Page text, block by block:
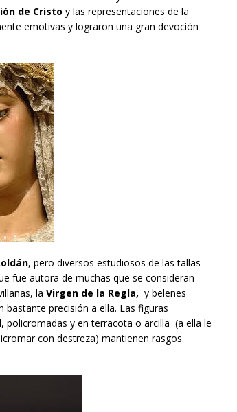
de Cristo y las representaciones de la
emotivas y lograron una gran devoción
, pero diversos estudiosos de las tallas
fue autora de muchas que se consideran
la Virgen de la Regla, y belenes
precisión a ella. Las figuras
policromadas y en terracota o arcilla (a ella le
con destreza) mantienen rasgos